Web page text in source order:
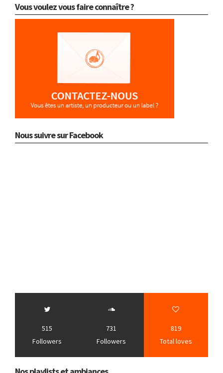
Vous voulez vous faire connaître ?
Nous suivre sur Facebook
515
Followers
731
Followers
819
Total loves